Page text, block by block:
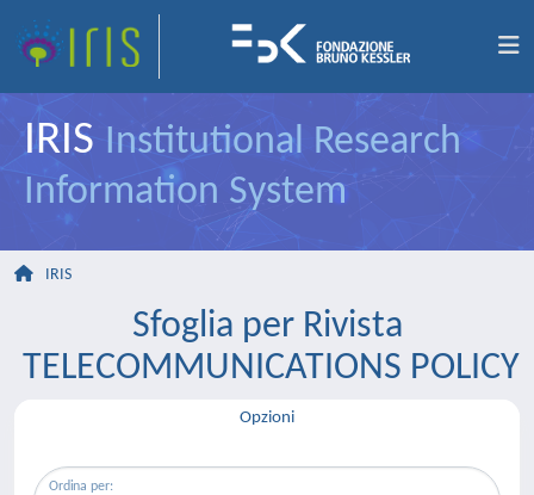
IRIS Institutional Research
Information System
IRIS
Sfoglia per Rivista
TELECOMMUNICATIONS POLICY
Opzioni
Ordina per: